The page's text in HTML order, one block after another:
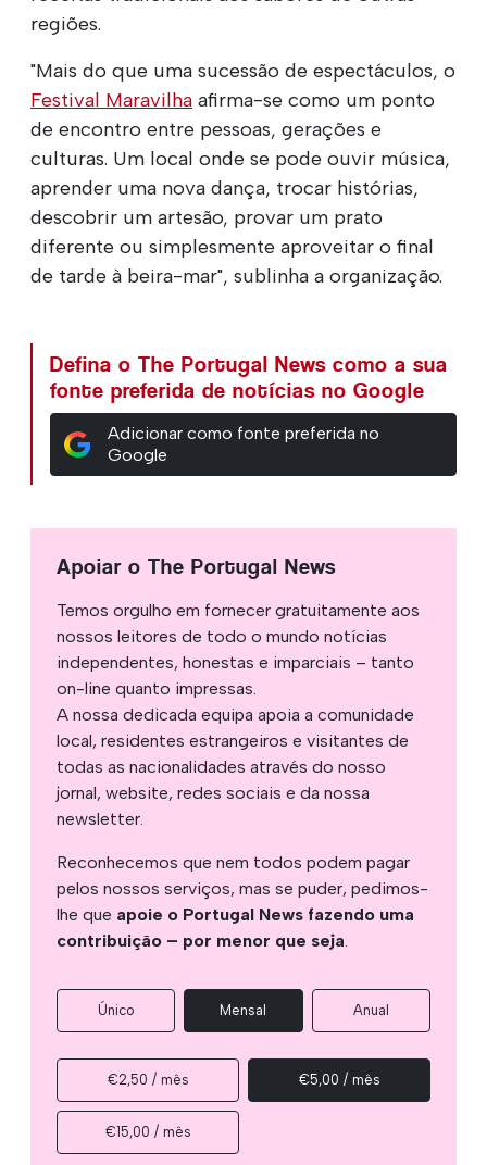
regiões.
"Mais do que uma sucessão de espectáculos, o
Festival Maravilha afirma-se como um ponto
de encontro entre pessoas, gerações e
culturas. Um local onde se pode ouvir música,
aprender uma nova dança, trocar histórias,
descobrir um artesão, provar um prato
diferente ou simplesmente aproveitar o final
de tarde à beira-mar", sublinha a organização.
Defina o The Portugal News como a sua
fonte preferida de notícias no Google
Adicionar como fonte preferida no
Google
Apoiar o The Portugal News
Temos orgulho em fornecer gratuitamente aos
nossos leitores de todo o mundo notícias
independentes, honestas e imparciais – tanto
on-line quanto impressas.
A nossa dedicada equipa apoia a comunidade
local, residentes estrangeiros e visitantes de
todas as nacionalidades através do nosso
jornal, website, redes sociais e da nossa
newsletter.
Reconhecemos que nem todos podem pagar
pelos nossos serviços, mas se puder, pedimos-
lhe que apoie o Portugal News fazendo uma
contribuição – por menor que seja.
Único Mensal Anual
€2,50 / mês €5,00 / mês
€15,00 / mês